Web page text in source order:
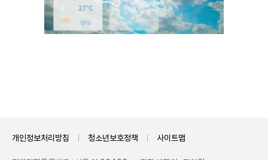
개인정보처리방침 청소년보호정책 사이트맵